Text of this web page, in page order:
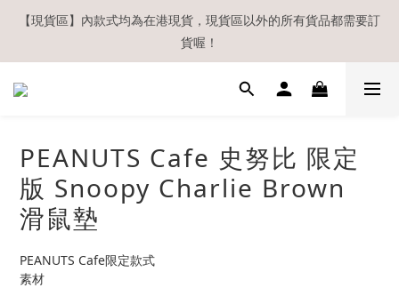
【現貨區】內款式均為在港現貨，現貨區以外的所有貨品都需要訂
貨喔！
【現貨區】內款式均為在港現貨，現貨區以外的所有貨品都需要訂
貨喔！
如欲享用會員優惠，註冊後請務必確認在『已登入狀態下』購物。
溫馨提示：所有順豐快遞／本地及國際郵遞寄出後，本店只會以電
郵通知出貨，下單後敬請留意電郵信箱。
【現貨區】內款式均為在港現貨，現貨區以外的所有貨品都需要訂
PEANUTS Cafe 史努比 限定
版 Snoopy Charlie Brown
滑鼠墊
PEANUTS Cafe限定款式
素材